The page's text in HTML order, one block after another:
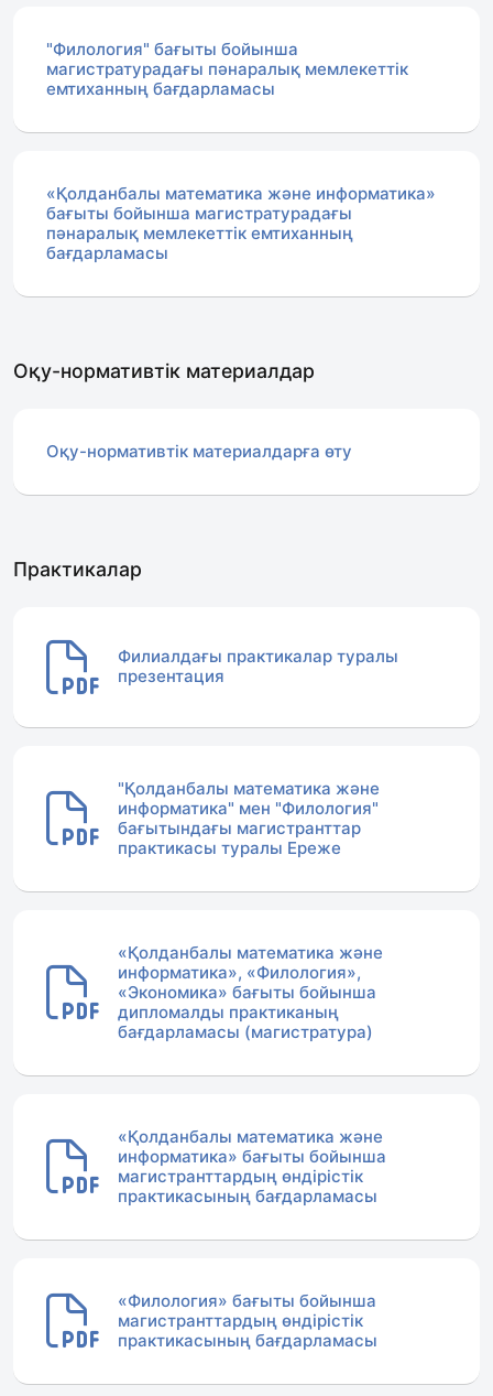
"Филология" бағыты бойынша
магистратурадағы пәнаралық мемлекеттік
емтиханның бағдарламасы
«Қолданбалы математика және информатика»
бағыты бойынша магистратурадағы
пәнаралық мемлекеттік емтиханның
бағдарламасы
Оқу-нормативтік материалдар
Оқу-нормативтік материалдарға өту
Практикалар
Филиалдағы практикалар туралы
презентация
"Қолданбалы математика және
информатика" мен "Филология"
бағытындағы магистранттар
практикасы туралы Ереже
«Қолданбалы математика және
информатика», «Филология»,
«Экономика» бағыты бойынша
дипломалды практиканың
бағдарламасы (магистратура)
«Қолданбалы математика және
информатика» бағыты бойынша
магистранттардың өндірістік
практикасының бағдарламасы
«Филология» бағыты бойынша
магистранттардың өндірістік
практикасының бағдарламасы